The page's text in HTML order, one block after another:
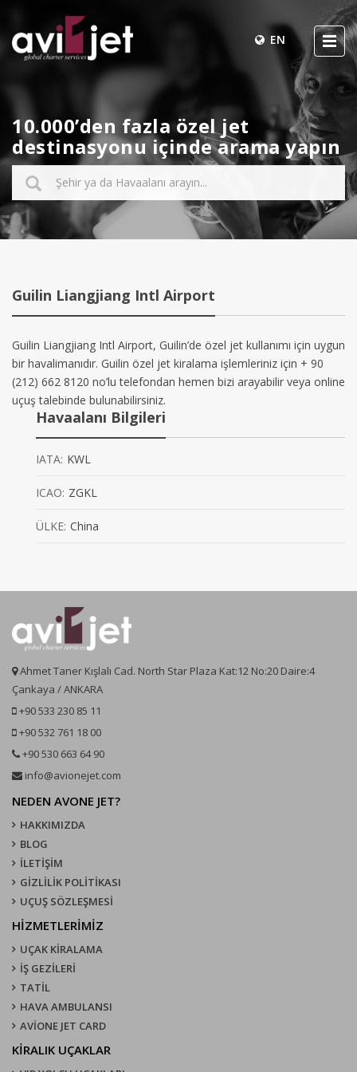
EN
10.000’den fazla özel jet
destinasyonu içinde arama yapın
Guilin Liangjiang Intl Airport
Guilin Liangjiang Intl Airport, Guilin’de özel jet kullanımı için uygun
bir havalimanıdır. Guilin özel jet kiralama işlemleriniz için + 90
(212) 662 8120 no’lu telefondan hemen bizi arayabilir veya online
uçuş talebinde bulunabilirsiniz.
Havaalanı Bilgileri
IATA: KWL
ICAO: ZGKL
ÜLKE: China
Ahmet Taner Kışlalı Cad. North Star Plaza Kat:12 No:20 Daire:4
Çankaya / ANKARA
+90 533 230 85 11
+90 532 761 18 00
+90 530 663 64 90
info@avionejet.com
NEDEN AVONE JET?
HAKKIMIZDA
BLOG
İLETİŞİM
GİZLİLİK POLİTİKASI
UÇUŞ SÖZLEŞMESI
HİZMETLERİMİZ
UÇAK KIRALAMA
İŞ GEZİLERİ
TATİL
HAVA AMBULANSI
AVİONE JET CARD
KIRALIK UÇAKLAR